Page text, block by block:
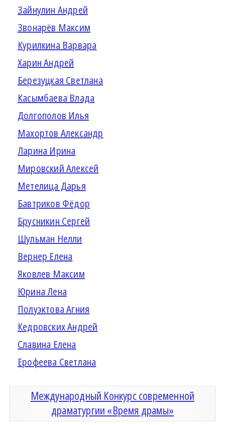
Зайнулин Андрей
Звонарёв Максим
Курилкина Варвара
Харин Андрей
Березуцкая Светлана
Касымбаева Влада
Долгополов Илья
Махортов Александр
Ларина Ирина
Мировский Алексей
Метелица Дарья
Бавтриков Фёдор
Брусникин Сергей
Шульман Нелли
Вернер Елена
Яковлев Максим
Юрина Лена
Полуэктова Агния
Кедровских Андрей
Славина Елена
Ерофеева Светлана
Международный Конкурс современной
драматургии «Время драмы»